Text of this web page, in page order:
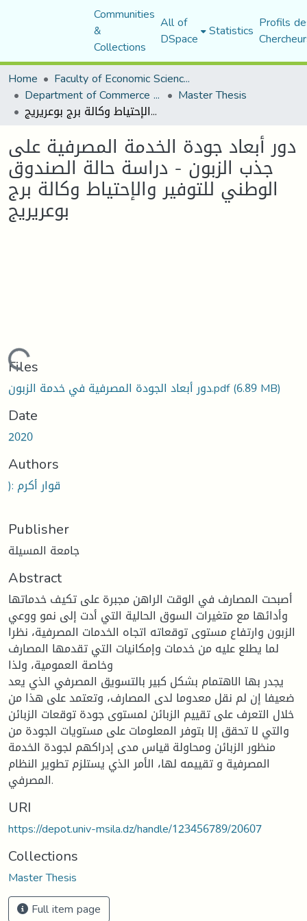
Communities
&
Collections
All of
DSpace Statistics Profils
Home
Faculty of Economic Sciences, Commerce and Management Sciences
Department of Commerce Science Master Thesis
دور أبعاد جودة الخدمة المصرفية على جذب الزبون - دراسة حالة الصندوق الوطني للتوفير والإحتياط وكالة برج بوعريريج
دور أبعاد جودة الخدمة المصرفية على
جذب الزبون - دراسة حالة الصندوق
الوطني للتوفير والإحتياط وكالة برج
بوعريريج
Loading...
Files
دور أبعاد الجودة المصرفية في خدمة الزبون.pdf(6.89 MB)
Date
2020
Authors
): قوار أكرم
Publisher
جامعة المسيلة
Abstract
أصبحت المصارف في الوقت الراهن مجبرة على تكيف خدماتها
وأدائها مع متغيرات السوق الحالية التي أدت إلى نمو ووعي
الزبون وارتفاع مستوى توقعاته اتجاه الخدمات المصرفية، نظرا
لما يطلع عليه من خدمات وإمكانيات التي تقدمها المصارف
وخاصة العمومية، ولذا
يجدر بها الاهتمام بشكل كبير بالتسويق المصرفي الذي يعد
ضعيفا إن لم نقل معدوما لدى المصارف، وتعتمد على هذا من
خلال التعرف على تقييم الزبائن لمستوى جودة توقعات الزبائن
والتي لا تحقق إلا بتوفر المعلومات على مستويات الجودة من
منظور الزبائن ومحاولة قياس مدى إدراكهم لجودة الخدمة
المصرفية و تقييمه لها، الأمر الذي يستلزم تطوير النظام
المصرفي.
URI
https://depot.univ-msila.dz/handle/123456789/20607
Collections
Master Thesis
Full item page